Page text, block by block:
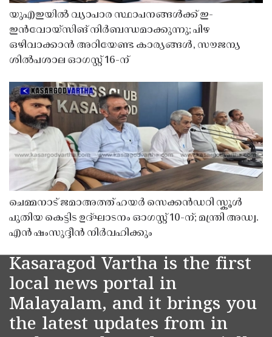
യുഎഇയിൽ വ്യാപാര സ്ഥാപനങ്ങൾക്ക് ഇ-
ഇൻവോയ്സിങ് നിർബന്ധമാക്കുന്നു; പിഴ
ഒഴിവാക്കാൻ അറിയേണ്ട കാര്യങ്ങൾ, സൗജന്യ
ശിൽപശാല ഓഗസ്റ്റ് 16-ന്
ചെമ്മനാട് ജമാഅത്ത് ഹയർ സെക്കൻഡറി സ്കൂൾ
പുതിയ കെട്ടിട ഉദ്ഘാടനം ഓഗസ്റ്റ് 10-ന്; മന്ത്രി അഡ്വ.
എൻ ഷംസുദ്ദീൻ നിർവഹിക്കും
Kasaragod Vartha is the first
local news portal in
Malayalam, and it brings you
the latest updates from in